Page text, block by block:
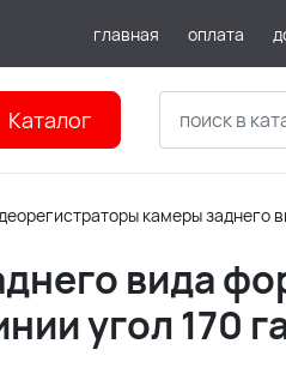
главная оплата
Каталог
камеры заднего
вида
угол 170